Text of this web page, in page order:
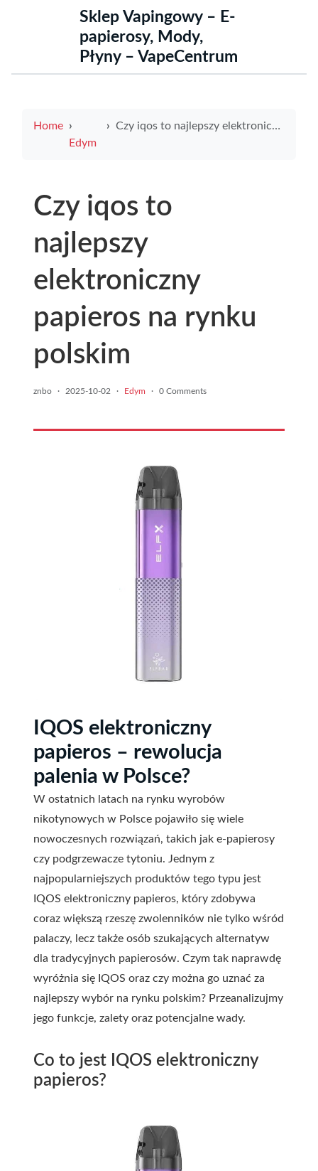
Sklep Vapingowy – E-
papierosy, Mody,
Płyny – VapeCentrum
Home
Edym
Czy iqos to najlepszy elektroniczny papieros na rynku polskim
Czy iqos to
najlepszy
elektroniczny
papieros na rynku
polskim
znbo · 2025-10-02 · Edym · 0 Comments
IQOS elektroniczny
papieros – rewolucja
palenia w Polsce?
W ostatnich latach na rynku wyrobów
nikotynowych w Polsce pojawiło się wiele
nowoczesnych rozwiązań, takich jak e-papierosy
czy podgrzewacze tytoniu. Jednym z
najpopularniejszych produktów tego typu jest
IQOS elektroniczny papieros, który zdobywa
coraz większą rzeszę zwolenników nie tylko wśród
palaczy, lecz także osób szukających alternatyw
dla tradycyjnych papierosów. Czym tak naprawdę
wyróżnia się IQOS oraz czy można go uznać za
najlepszy wybór na rynku polskim? Przeanalizujmy
jego funkcje, zalety oraz potencjalne wady.
Co to jest IQOS elektroniczny
papieros?